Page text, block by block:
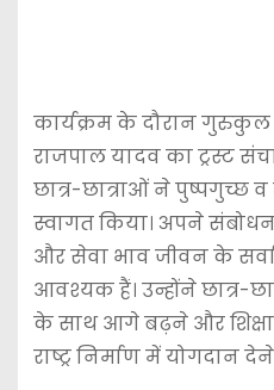
कार्यक्रम के दौरान गुरुकुल
राजपाल यादव का ट्रस्ट
छात्र-छात्राओं ने पुष्पगुच्छ
स्वागत किया। अपने संबोधन
और सेवा भाव जीवन के
आवश्यक हैं। उन्होंने छात्र-
के साथ आगे बढ़ने और
राष्ट्र निर्माण में योगदान